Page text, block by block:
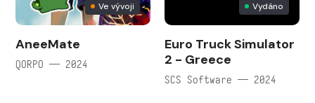
Ve vývoji
AneeMate
QORPO — 2024
Vydáno
Euro Truck Simulator
2 - Greece
SCS Software — 2024